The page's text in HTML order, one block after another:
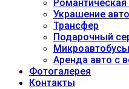
Романтическая
Украшение
Трансфер
Подарочный
Аренда авто с
Фотогалерея
Контакты